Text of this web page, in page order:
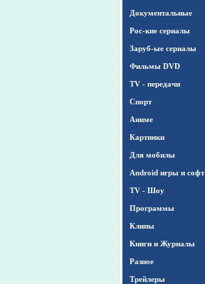
Документальные
Рос-кие сериалы
Заруб-ые сериалы
Фильмы DVD
TV - передачи
Спорт
Аниме
Картинки
Для мобилы
Android игры и софт
TV - Шоу
Программы
Клипы
Книги и Журналы
Разное
Трейлеры